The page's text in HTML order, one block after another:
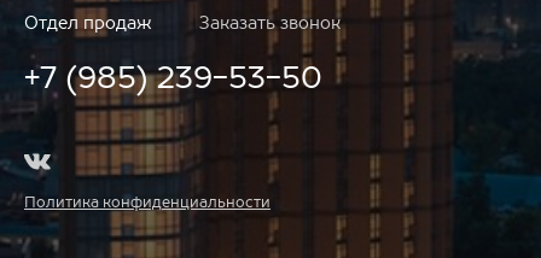
Отдел продаж Заказать звонок
+7 (985) 239-53-50
Политика конфиденциальности